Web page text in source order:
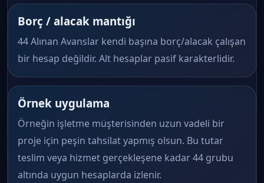
Borç / alacak mantığı
44 Alınan Avanslar kendi başına borç/alacak çalışan
bir hesap değildir. Alt hesaplar pasif karakterlidir.
Örnek uygulama
Örneğin işletme müşterisinden uzun vadeli bir
proje için peşin tahsilat yapmış olsun. Bu tutar
teslim veya hizmet gerçekleşene kadar 44 grubu
altında uygun hesaplarda izlenir.